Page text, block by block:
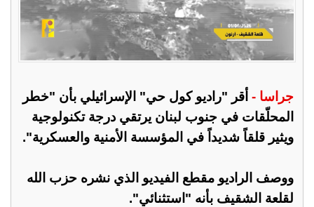
جراسا - أقر "راديو كول حي" الإسرائيلي بأن "خطر
المحلّقات في جنوب لبنان يرتقي درجة تكنولوجية
ويثير قلقاً شديداً في المؤسسة الأمنية والعسكرية".
ووصف الراديو مقطع الفيديو الذي نشره حزب الله
لقلعة الشقيف بأنه "استثنائي".